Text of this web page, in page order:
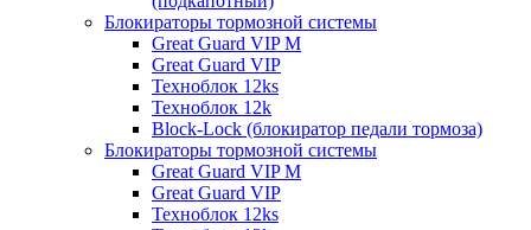
Блокираторы тормозной системы
Great Guard VIP M
Great Guard VIP
Техноблок 12ks
Техноблок 12k
Block-Lock (блокиратор педали тормоза)
Блокираторы тормозной системы
Great Guard VIP M
Great Guard VIP
Техноблок 12ks